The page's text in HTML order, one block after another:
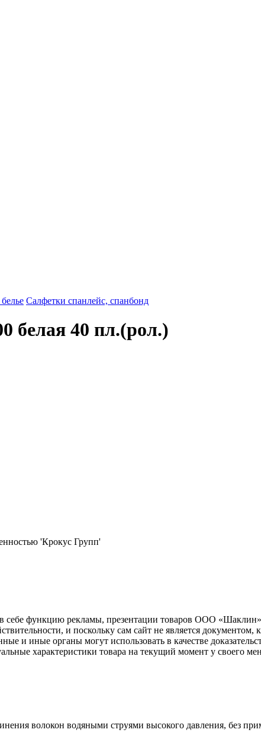
Салфетки спанлейс, спанбонд
белая 40 пл.(рол.)
'Крокус Групп'
себе функцию рекламы, презентации товаров ООО
и поскольку сам сайт не является
и иные органы могут использовать в качестве
характеристики товара на текущий момент у своего
волокон водяными струями высокого давления, без